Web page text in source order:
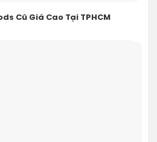
Cũ Giá Cao Tại TPHCM